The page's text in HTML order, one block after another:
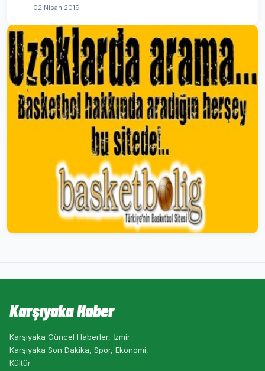
02 Nisan 2019
Karşıyaka Haber
Karşıyaka Güncel Haberler, İzmir
Karşıyaka Son Dakika, Spor, Ekonomi,
Kültür